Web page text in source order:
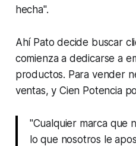
hecha".
Ahí Pato decide buscar
comienza a dedicarse a
productos. Para vender
ventas, y Cien Potencia
"Cualquier marca que
lo que nosotros le